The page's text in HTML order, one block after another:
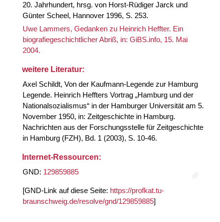
20. Jahrhundert, hrsg. von Horst-Rüdiger Jarck und
Günter Scheel, Hannover 1996, S. 253.
Uwe Lammers, Gedanken zu Heinrich Heffter. Ein
biografiegeschichtlicher Abriß, in: GiBS.info, 15. Mai
2004.
weitere Literatur:
Axel Schildt, Von der Kaufmann-Legende zur Hamburg
Legende. Heinrich Heffters Vortrag „Hamburg und der
Nationalsozialismus“ in der Hamburger Universität am 5.
November 1950, in: Zeitgeschichte in Hamburg.
Nachrichten aus der Forschungsstelle für Zeitgeschichte
in Hamburg (FZH), Bd. 1 (2003), S. 10-46.
Internet-Ressourcen:
GND: 129859885
[GND-Link auf diese Seite: https://profkat.tu-
braunschweig.de/resolve/gnd/129859885]